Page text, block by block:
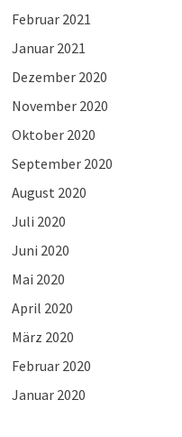
Februar 2021
Januar 2021
Dezember 2020
November 2020
Oktober 2020
September 2020
August 2020
Juli 2020
Juni 2020
Mai 2020
April 2020
März 2020
Februar 2020
Januar 2020